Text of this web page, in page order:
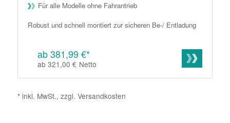
Für alle Modelle ohne Fahrantrieb
Robust und schnell montiert zur sicheren Be-/ Entladung
ab 381,99 €*
ab 321,00 € Netto
* inkl. MwSt., zzgl. Versandkosten